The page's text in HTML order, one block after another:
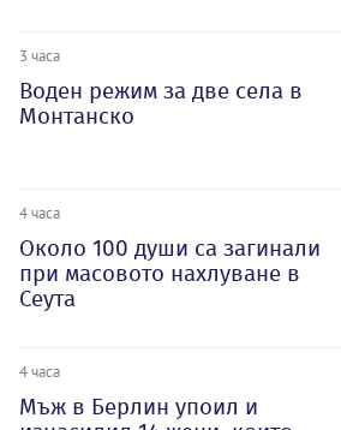
3 часа
Воден режим за две села в
Монтанско
4 часа
Около 100 души са загинали
при масовото нахлуване в
Сеута
4 часа
Мъж в Берлин упоил и